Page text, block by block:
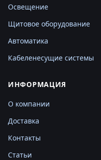
Освещение
Щитовое оборудование
Автоматика
Кабеленесущие системы
ИНФОРМАЦИЯ
О компании
Доставка
Контакты
Статьи